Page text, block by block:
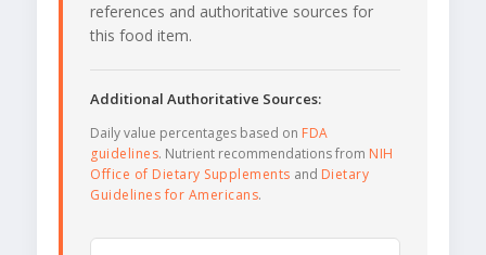
references and authoritative sources for
this food item.
Additional Authoritative Sources:
Daily value percentages based on FDA
guidelines. Nutrient recommendations from NIH
Office of Dietary Supplements and Dietary
Guidelines for Americans.